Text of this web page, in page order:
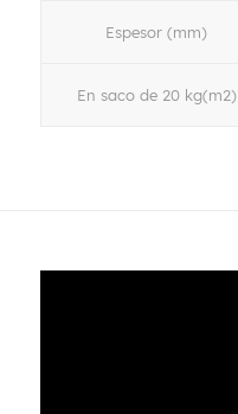
Espesor (mm)
En saco de 20 kg(m2)